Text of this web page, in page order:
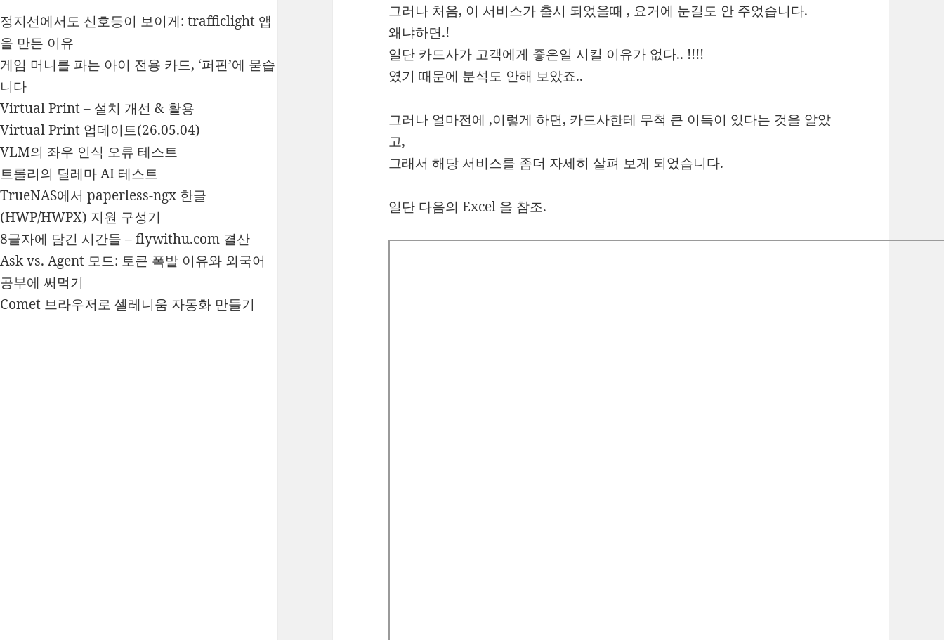
정지선에서도 신호등이 보이게: trafficlight 앱
을 만든 이유
게임 머니를 파는 아이 전용 카드, ‘퍼핀’에 묻습
니다
Virtual Print – 설치 개선 & 활용
Virtual Print 업데이트(26.05.04)
VLM의 좌우 인식 오류 테스트
트롤리의 딜레마 AI 테스트
TrueNAS에서 paperless-ngx 한글
(HWP/HWPX) 지원 구성기
8글자에 담긴 시간들 – flywithu.com 결산
Ask vs. Agent 모드: 토큰 폭발 이유와 외국어
공부에 써먹기
Comet 브라우저로 셀레니움 자동화 만들기
그러나 처음, 이 서비스가 출시 되었을때 , 요거에 눈길도 안 주었습니다.
왜냐하면.!
일단 카드사가 고객에게 좋은일 시킬 이유가 없다.. !!!!
였기 때문에 분석도 안해 보았죠..
그러나 얼마전에 ,이렇게 하면, 카드사한테 무척 큰 이득이 있다는 것을 알았
고,
그래서 해당 서비스를 좀더 자세히 살펴 보게 되었습니다.
일단 다음의 Excel 을 참조.